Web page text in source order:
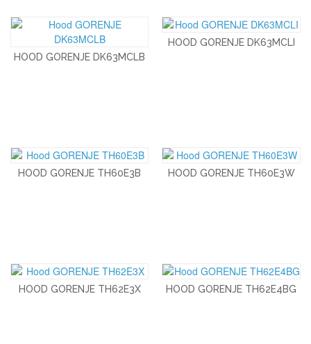
HOOD GORENJE DK63MCLB
HOOD GORENJE DK63MCLI
HOOD GORENJE TH60E3B HOOD GORENJE TH60E3W
HOOD GORENJE TH62E3X HOOD GORENJE TH62E4BG